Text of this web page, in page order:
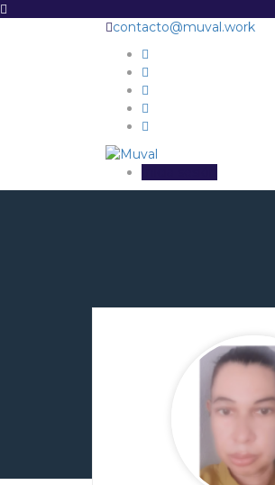
contacto@muval.work